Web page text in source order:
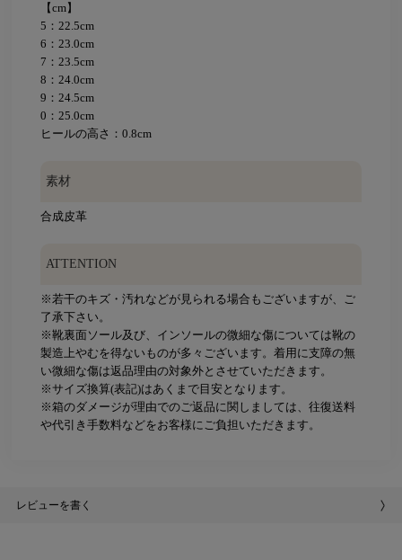
【cm】
5：22.5cm
6：23.0cm
7：23.5cm
8：24.0cm
9：24.5cm
0：25.0cm
ヒールの高さ：0.8cm
素材
合成皮革
ATTENTION
※若干のキズ・汚れなどが見られる場合もございますが、ご
了承下さい。
※靴裏面ソール及び、インソールの微細な傷については靴の
製造上やむを得ないものが多々ございます。着用に支障の無
い微細な傷は返品理由の対象外とさせていただきます。
※サイズ換算(表記)はあくまで目安となります。
※箱のダメージが理由でのご返品に関しましては、往復送料
や代引き手数料などをお客様にご負担いただきます。
レビューを書く